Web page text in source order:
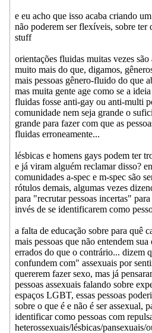
e eu acho que isso acaba criando
não poderem ser flexíveis, sobre ter
stuff
orientações fluidas muitas vezes são
muito mais do que, digamos,
mais pessoas gênero-fluido do que
mas muita gente age como se a
fluidas fosse anti-gay ou anti-multi
comunidade nem seja grande o
grande para fazer com que as
fluidas erroneamente...
lésbicas e homens gays podem ter
e já viram alguém reclamar disso?
comunidades a-spec e m-spec são
rótulos demais, algumas vezes
para "recrutar pessoas incertas"
invés de se identificarem como
a falta de educação sobre para quê
mais pessoas que não entendem
errados do que o contrário... dizem
confundem com" assexuais por
quererem fazer sexo, mas já
pessoas assexuais falando sobre
espaços LGBT, essas pessoas
sobre o que é e não é ser assexual,
identificar como pessoas com
heterossexuais/lésbicas/pansexuais/